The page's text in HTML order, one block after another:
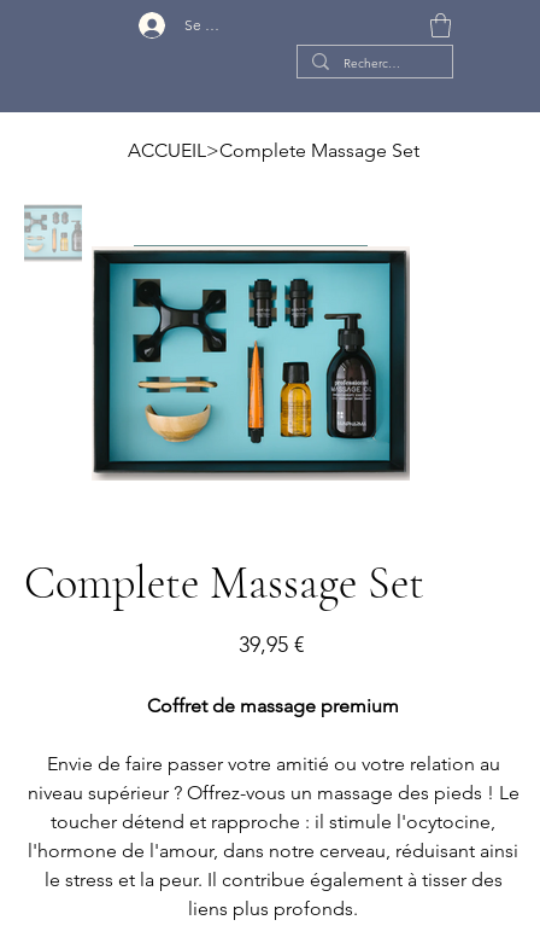
Se connecter
ACCUEIL>Complete Massage Set
Complete Massage Set
Prix
39,95 €
Coffret de massage premium
Envie de faire passer votre amitié ou votre relation au
niveau supérieur ? Offrez-vous un massage des pieds ! Le
toucher détend et rapproche : il stimule l'ocytocine,
l'hormone de l'amour, dans notre cerveau, réduisant ainsi
le stress et la peur. Il contribue également à tisser des
liens plus profonds.